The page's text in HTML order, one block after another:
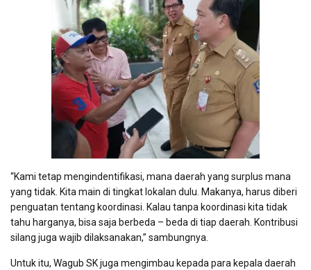
“Kami tetap mengindentifikasi, mana daerah yang surplus mana
yang tidak. Kita main di tingkat lokalan dulu. Makanya, harus diberi
penguatan tentang koordinasi. Kalau tanpa koordinasi kita tidak
tahu harganya, bisa saja berbeda – beda di tiap daerah. Kontribusi
silang juga wajib dilaksanakan,” sambungnya.
Untuk itu, Wagub SK juga mengimbau kepada para kepala daerah